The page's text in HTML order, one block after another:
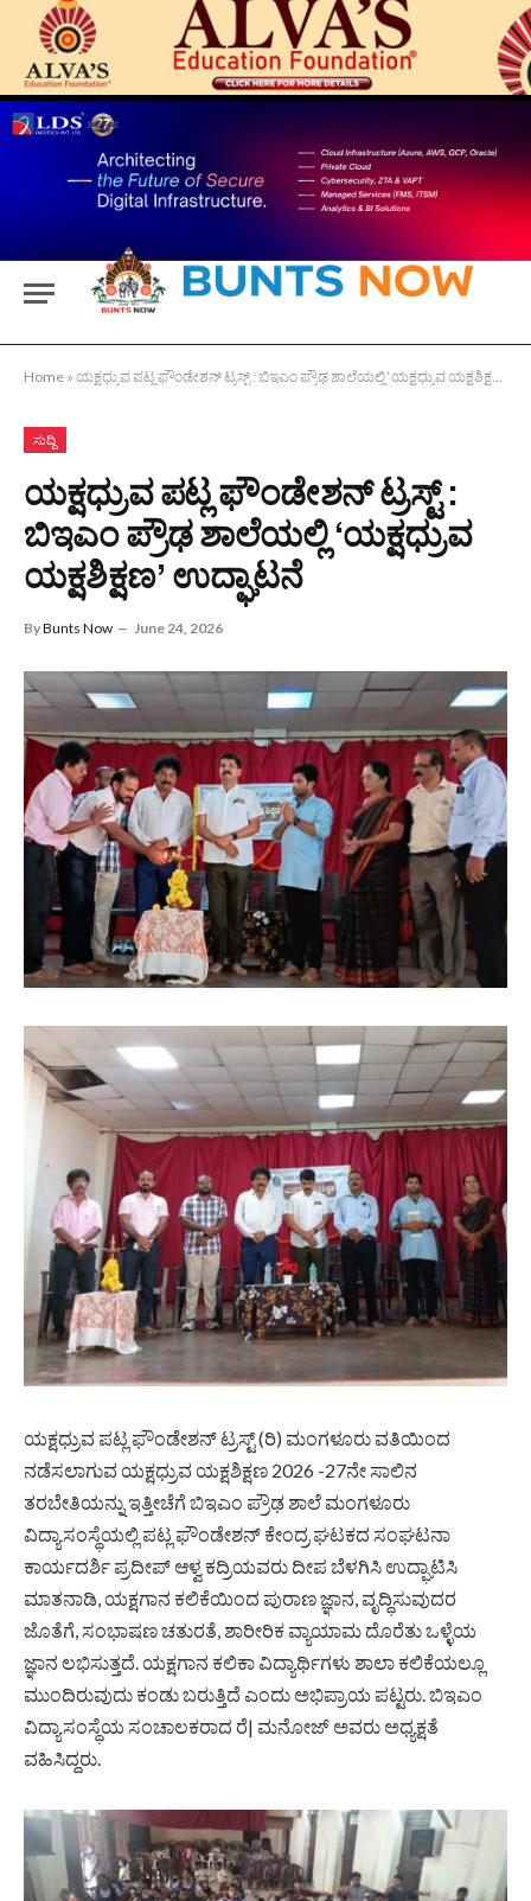
Home » ಯಕ್ಷಧ್ರುವ ಪಟ್ಲ ಫೌಂಡೇಶನ್‌ ಟ್ರಸ್ಟ್‌ : ಬಿಇಎಂ ಪ್ರೌಢ ಶಾಲೆಯಲ್ಲಿ ‘ಯಕ್ಷಧ್ರುವ ಯಕ್ಷಶಿಕ್ಷಣ’ ಉದ್ಘಾಟನೆ
ಸುದ್ದಿ
ಯಕ್ಷಧ್ರುವ ಪಟ್ಲ ಫೌಂಡೇಶನ್‌ ಟ್ರಸ್ಟ್‌ :
ಬಿಇಎಂ ಪ್ರೌಢ ಶಾಲೆಯಲ್ಲಿ ‘ಯಕ್ಷಧ್ರುವ
ಯಕ್ಷಶಿಕ್ಷಣ’ ಉದ್ಘಾಟನೆ
ByBunts Now June 24, 2026
ಯಕ್ಷಧ್ರುವ ಪಟ್ಲ ಫೌಂಡೇಶನ್‌ ಟ್ರಸ್ಟ್‌ (ರಿ) ಮಂಗಳೂರು ವತಿಯಿಂದ
ನಡೆಸಲಾಗುವ ಯಕ್ಷಧ್ರುವ ಯಕ್ಷಶಿಕ್ಷಣ 2026 -27ನೇ ಸಾಲಿನ
ತರಬೇತಿಯನ್ನು ಇತ್ತೀಚೆಗೆ ಬಿಇಎಂ ಪ್ರೌಢ ಶಾಲೆ ಮಂಗಳೂರು
ವಿದ್ಯಾಸಂಸ್ಥೆಯಲ್ಲಿ ಪಟ್ಲ ಫೌಂಡೇಶನ್‌ ಕೇಂದ್ರ ಘಟಕದ ಸಂಘಟನಾ
ಕಾರ್ಯದರ್ಶಿ ಪ್ರದೀಪ್‌ ಆಳ್ವ ಕದ್ರಿಯವರು ದೀಪ ಬೆಳಗಿಸಿ ಉದ್ಘಾಟಿಸಿ
ಮಾತನಾಡಿ, ಯಕ್ಷಗಾನ ಕಲಿಕೆಯಿಂದ ಪುರಾಣ ಜ್ಞಾನ, ವೃದ್ಧಿಸುವುದರ
ಜೊತೆಗೆ, ಸಂಭಾಷಣ ಚತುರತೆ, ಶಾರೀರಿಕ ವ್ಯಾಯಾಮ ದೊರೆತು ಒಳ್ಳೆಯ
ಜ್ಞಾನ ಲಭಿಸುತ್ತದೆ. ಯಕ್ಷಗಾನ ಕಲಿಕಾ ವಿದ್ಯಾರ್ಥಿಗಳು ಶಾಲಾ ಕಲಿಕೆಯಲ್ಲೂ
ಮುಂದಿರುವುದು ಕಂಡು ಬರುತ್ತಿದೆ ಎಂದು ಅಭಿಪ್ರಾಯ ಪಟ್ಟರು. ಬಿಇಎಂ
ವಿದ್ಯಾಸಂಸ್ಥೆಯ ಸಂಚಾಲಕರಾದ ರೆ| ಮನೋಜ್‌ ಅವರು ಅಧ್ಯಕ್ಷತೆ
ವಹಿಸಿದ್ದರು.